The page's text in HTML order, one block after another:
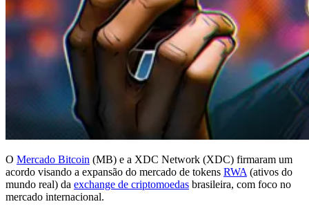
O Mercado Bitcoin (MB) e a XDC Network (XDC) firmaram um
acordo visando a expansão do mercado de tokens RWA (ativos do
mundo real) da exchange de criptomoedas brasileira, com foco no
mercado internacional.